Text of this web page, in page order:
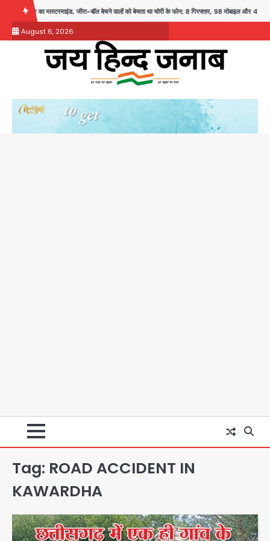
content
जीरा-बॉल बेचने वालों को बेचता था चोरी के फोन; 8 गिरफ्तार, 98 मोबाइल और 450 पार्ट्स बरामद
August 6, 2026
Tag: ROAD ACCIDENT IN
KAWARDHA
Rapido Driver Mobile